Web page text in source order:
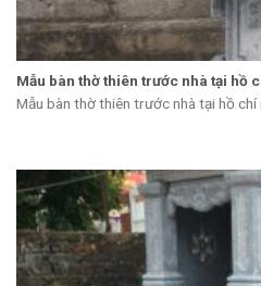
Mẫu bàn thờ thiên trước nhà tại hồ
Mẫu bàn thờ thiên trước nhà tại hồ chí